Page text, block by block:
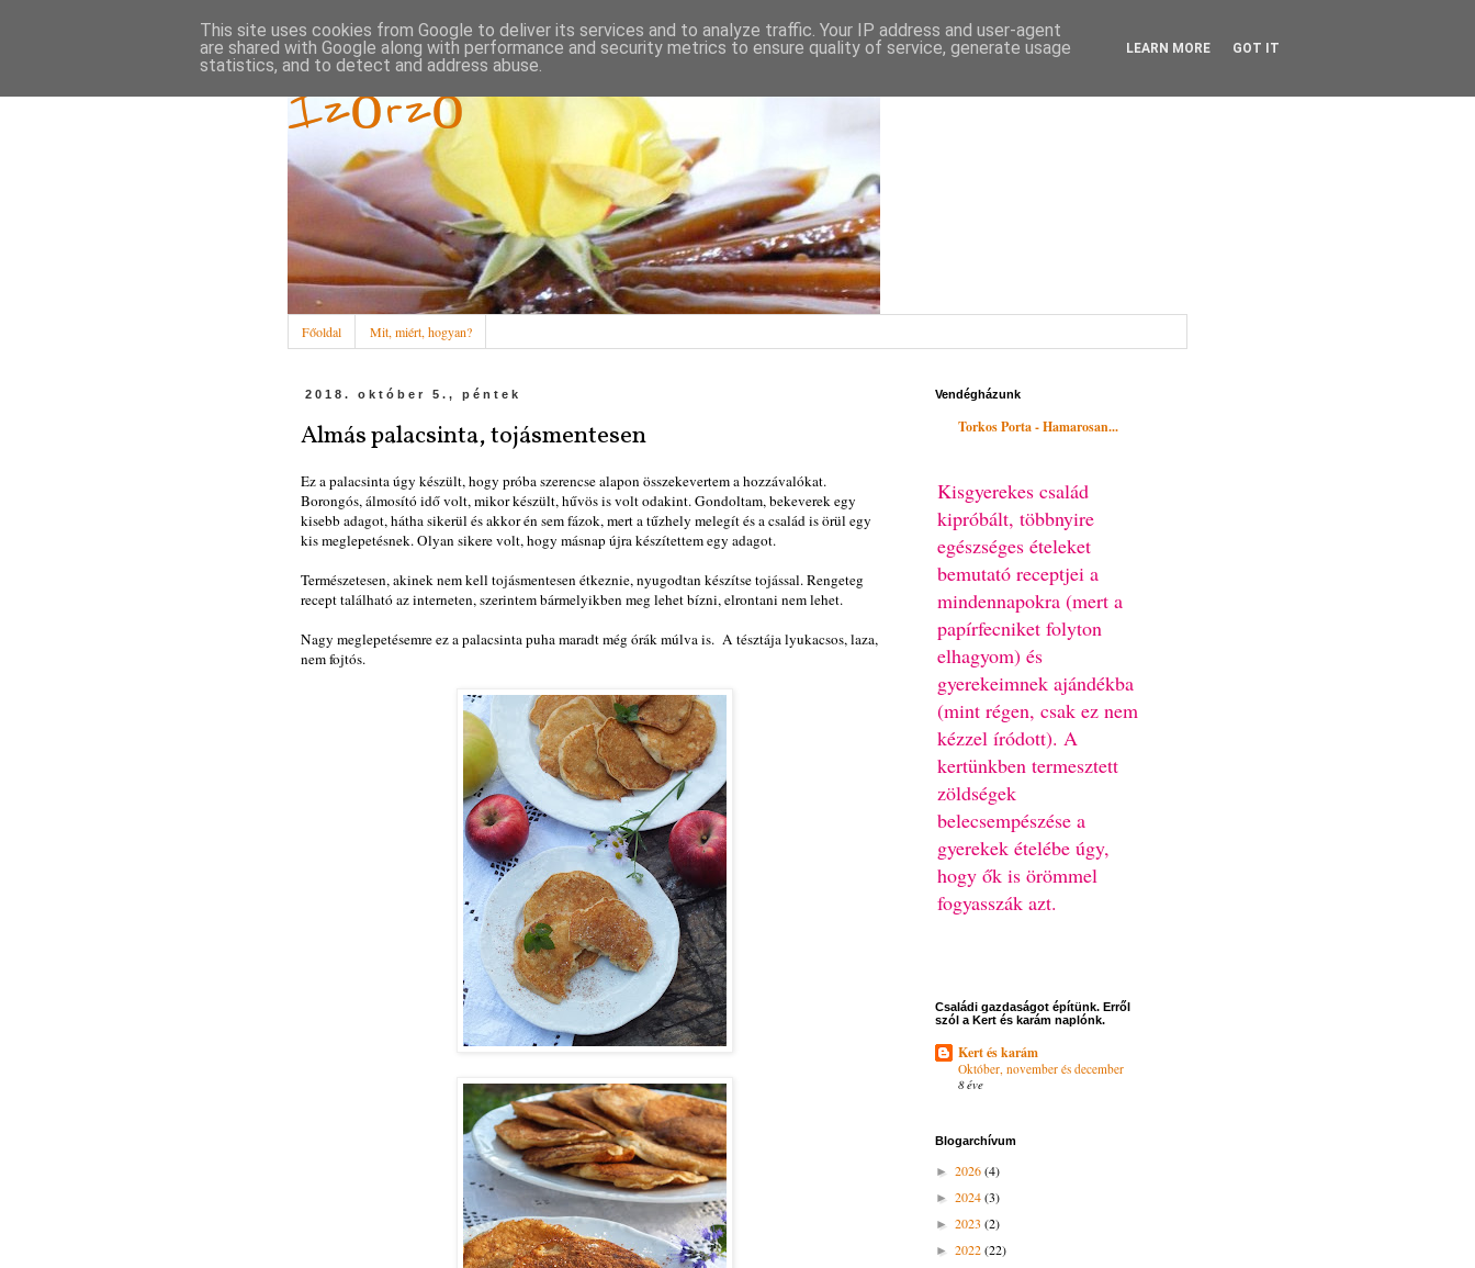
Ízőrző
Főoldal Mit, miért, hogyan?
2018. október 5., péntek
Almás palacsinta, tojásmentesen
Ez a palacsinta úgy készült, hogy próba szerencse alapon összekevertem a hozzávalókat.
Borongós, álmosító idő volt, mikor készült, hűvös is volt odakint. Gondoltam, bekeverek egy
kisebb adagot, hátha sikerül és akkor én sem fázok, mert a tűzhely melegít és a család is örül egy
kis meglepetésnek. Olyan sikere volt, hogy másnap újra készítettem egy adagot.
Természetesen, akinek nem kell tojásmentesen étkeznie, nyugodtan készítse tojással. Rengeteg
recept található az interneten, szerintem bármelyikben meg lehet bízni, elrontani nem lehet.
Nagy meglepetésemre ez a palacsinta puha maradt még órák múlva is. A tésztája lyukacsos, laza,
nem fojtós.
Vendégházunk
Torkos Porta - Hamarosan...
Kisgyerekes család
kipróbált, többnyire
egészséges ételeket
bemutató receptjei a
mindennapokra (mert a
papírfecniket folyton
elhagyom) és
gyerekeimnek ajándékba
(mint régen, csak ez nem
kézzel íródott). A
kertünkben termesztett
zöldségek
belecsempészése a
gyerekek ételébe úgy,
hogy ők is örömmel
fogyasszák azt.
Családi gazdaságot építünk. Erről
szól a Kert és karám naplónk.
Kert és karám
Október, november és december
8 éve
Blogarchívum
► 2026(4)
► 2024(3)
► 2023 (2)
► 2022(22)
This site uses cookies from Google to deliver its services and to analyze traffic. Your IP address and user-agent
are shared with Google along with performance and security metrics to ensure quality of service, generate usage
statistics, and to detect and address abuse.
LEARN MORE GOT IT